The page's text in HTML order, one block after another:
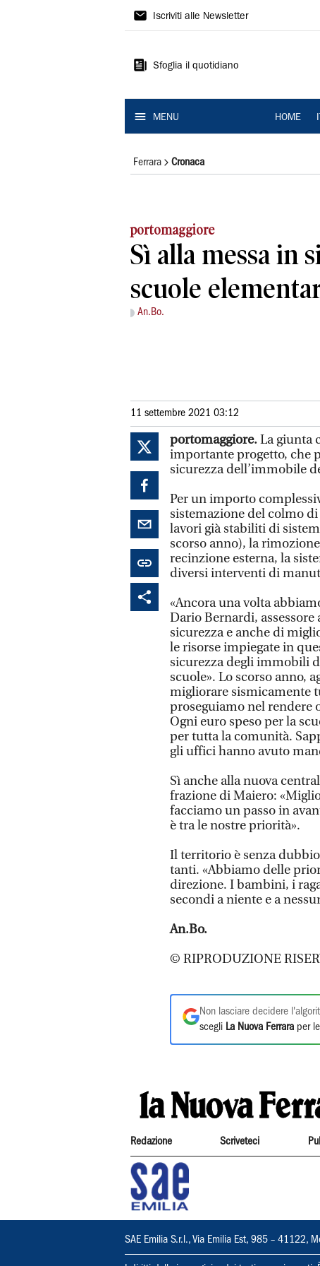
La
Ferrara
Iscriviti alle Newsletter
Sfoglia il quotidiano
MENU HOME
Ferrara Cronaca
portomaggiore
Sì alla messa in
scuole
An.Bo.
11 settembre 2021 03:12
portomaggiore.La giunta
importante progetto, che
sicurezza dell’immobile
Per un importo
sistemazione del colmo
lavori già stabiliti di
scorso anno), la
recinzione esterna, la
diversi interventi di
«Ancora una volta
Dario Bernardi,
sicurezza e anche di
le risorse impiegate in
sicurezza degli immobili
scuole». Lo scorso anno,
migliorare sismicamente
proseguiamo nel rendere
Ogni euro speso per la
per tutta la comunità.
gli uffici hanno avuto
Sì anche alla nuova
frazione di Maiero:
facciamo un passo in
è tra le nostre priorità».
Il territorio è senza
tanti. «Abbiamo delle
direzione. I bambini, i
secondi a niente e a
An.Bo.
© RIPRODUZIONE
Non lasciare decidere
scegli La Nuova Ferrara per
Redazione Scriveteci
SAE Emilia S.r.l., Via Emilia Est, 985 – 41122,